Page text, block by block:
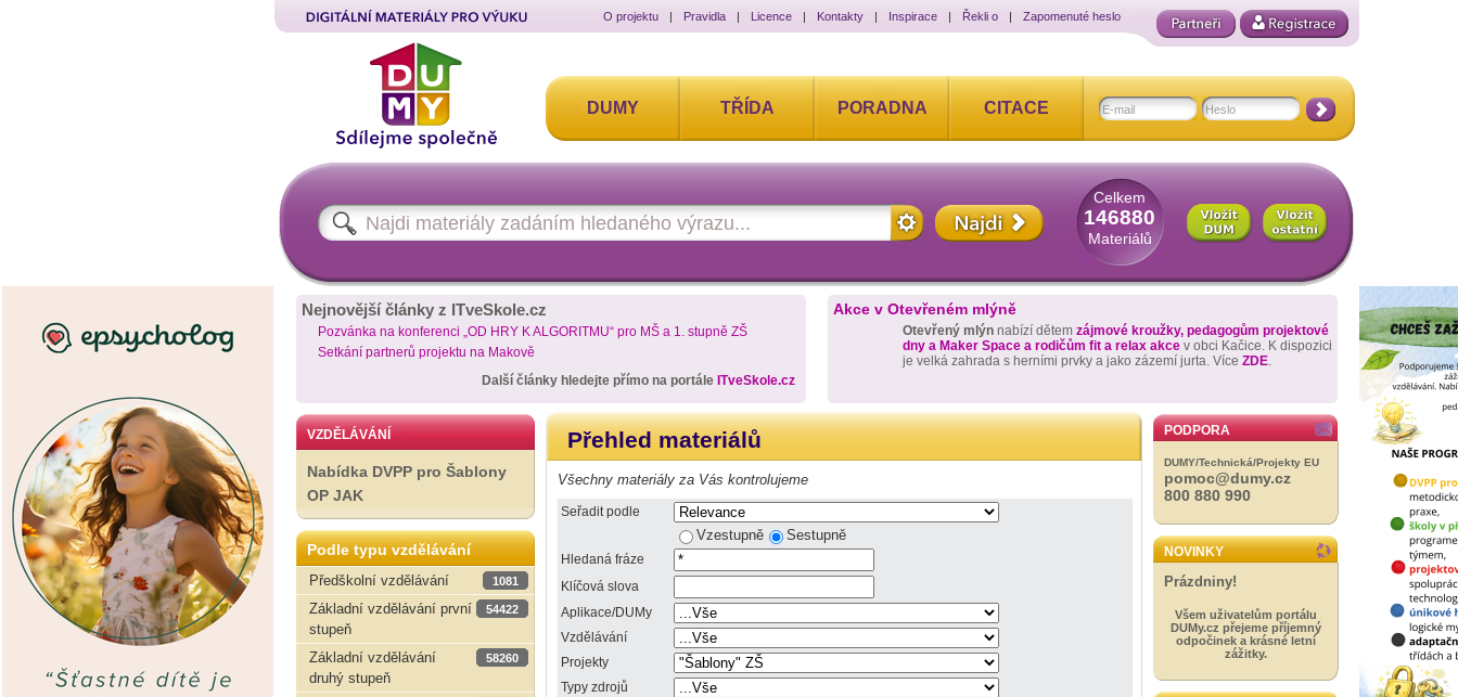
O projektu | Pravidla | Licence | Kontakty | Inspirace | Řekli o | Zapomenuté heslo
DUMY TŘÍDA PORADNA CITACE
Celkem
146880
Materiálů
Nejnovější články z ITveSkole.cz
Pozvánka na konferenci „OD HRY K ALGORITMU“ pro MŠ a 1. stupně ZŠ
Setkání partnerů projektu na Makově
Další články hledejte přímo na portále ITveSkole.cz
Akce v Otevřeném mlýně
Otevřený mlýn nabízí dětem zájmové kroužky, pedagogům projektové
dny a Maker Space a rodičům fit a relax akce v obci Kačice. K dispozici
je velká zahrada s herními prvky a jako zázemí jurta. Více ZDE.
VZDĚLÁVÁNÍ
Nabídka DVPP pro Šablony
OP JAK
Podle typu vzdělávání
Předškolní vzdělávání
1081
Základní vzdělávání první
stupeň
54422
Základní vzdělávání
druhý stupeň
58260
Přehled materiálů
Všechny materiály za Vás kontrolujeme
Seřadit podle
Vzestupně Sestupně
Hledaná fráze
Klíčová slova
Aplikace/DUMy
Vzdělávání
Projekty
Typy zdrojů
PODPORA
DUMY/Technická/Projekty EU
pomoc@dumy.cz
800 880 990
NOVINKY
Prázdniny!
Všem uživatelům portálu
DUMy.cz přejeme příjemný
odpočinek a krásné letní
zážitky.